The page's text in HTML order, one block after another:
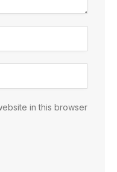
in this browser